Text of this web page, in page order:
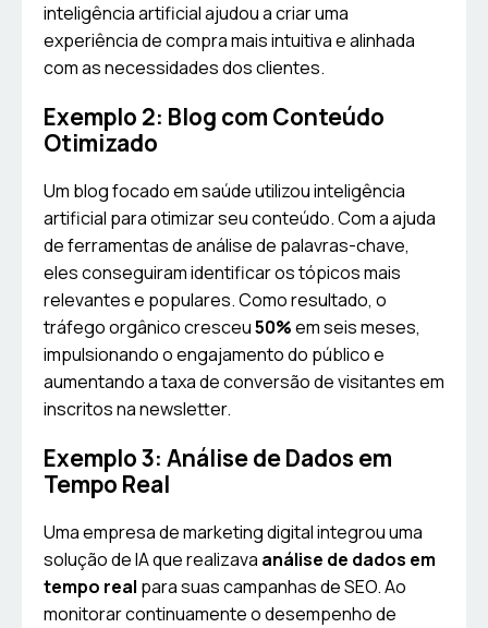
inteligência artificial ajudou a criar uma
experiência de compra mais intuitiva e alinhada
com as necessidades dos clientes.
Exemplo 2: Blog com Conteúdo
Otimizado
Um blog focado em saúde utilizou inteligência
artificial para otimizar seu conteúdo. Com a ajuda
de ferramentas de análise de palavras-chave,
eles conseguiram identificar os tópicos mais
relevantes e populares. Como resultado, o
tráfego orgânico cresceu50%em seis meses,
impulsionando o engajamento do público e
aumentando a taxa de conversão de visitantes em
inscritos na newsletter.
Exemplo 3: Análise de Dados em
Tempo Real
Uma empresa de marketing digital integrou uma
solução de IA que realizava análise de dados em
tempo real para suas campanhas de SEO. Ao
monitorar continuamente o desempenho de